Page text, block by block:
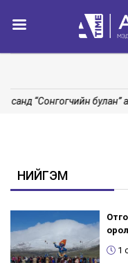
“Сонгогчийн булан”
НИЙГЭМ
1